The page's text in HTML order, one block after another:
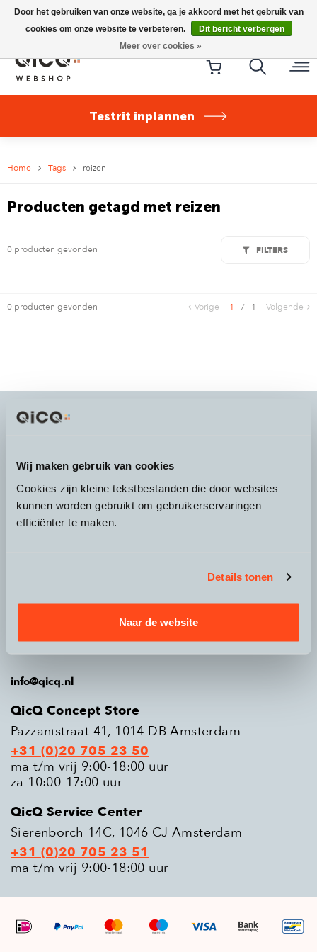
Wij maken gebruik van cookies
Cookies zijn kleine tekstbestanden die door websites
kunnen worden gebruikt om gebruikerservaringen
efficiënter te maken.
Details tonen
Naar de website
Riese & Müller Nevo5 Silent Core nu direct uit voorraad
leverbaar!
Testrit inplannen
Home Tags reizen
Producten getagd met reizen
0 producten gevonden FILTERS
0 producten gevonden Vorige 1 / 1 Volgende
Over QicQ
Productgroepen
Populaire modellen
info@qicq.nl
QicQ Concept Store
Pazzanistraat 41, 1014 DB Amsterdam
+31 (0)20 705 23 50
ma t/m vrij 9:00-18:00 uur
za 10:00-17:00 uur
QicQ Service Center
Sierenborch 14C, 1046 CJ Amsterdam
+31 (0)20 705 23 51
ma t/m vrij 9:00-18:00 uur
Door het gebruiken van onze website, ga je akkoord met het gebruik van
cookies om onze website te verbeteren.
Dit bericht verbergen
Meer over cookies »